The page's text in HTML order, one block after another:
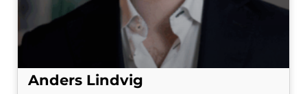
Anders Lindvig